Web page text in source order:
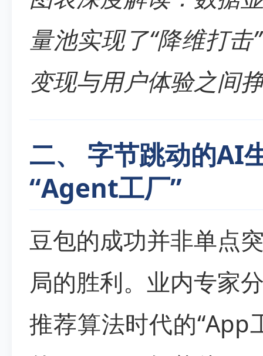
量池实现了“降维打
变现与用户体验之间
二、 字节跳动的AI
“Agent工厂”
豆包的成功并非单点
局的胜利。业内专家
推荐算法时代的“App